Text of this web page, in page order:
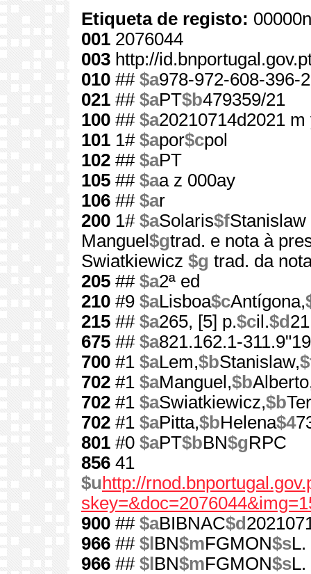
Etiqueta de registo:
001 2076044
003 http://
010 ## $a978-972-608-396-2
021 ## $aPT$b479359/21
100 ## $a20210714d2021
101 1# $apor$cpol
102 ## $aPT
105 ## $aa z 000ay
106 ## $ar
200 1# $aSolaris$fStanislaw
Manguel $gtrad. e nota à
Swiatkiewicz $g trad. da
205 ## $a2ª ed
210 #9 $aLisboa$cAntígona,
215 ## $a265, [5] p.$cil.$d
675 ## $a821.162.1-
700 #1 $aLem,$bStanislaw,
702 #1 $aManguel,$b
702 #1 $aSwiatkiewicz,$b
702 #1 $aPitta,$bHelena$4
801 #0 $aPT$bBN$gRPC
856 41
$u http://
900 ## $aBIBNAC$d
966 ## $l BN$mFGMON$sL.
966 ## $l BN$mFGMON$sL.